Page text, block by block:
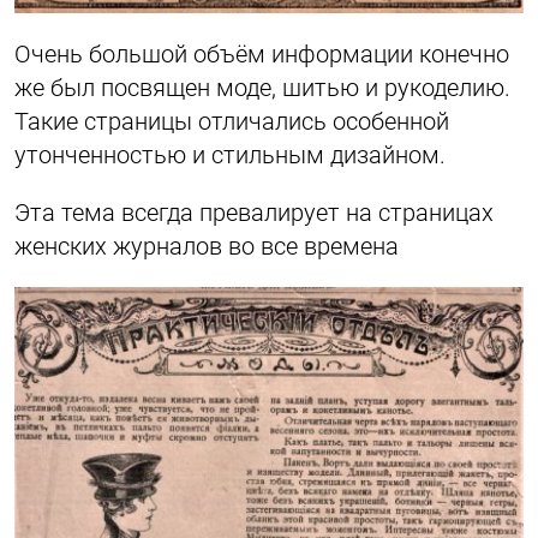
Очень большой объём информации конечно
же был посвящен моде, шитью и рукоделию.
Такие страницы отличались особенной
утонченностью и стильным дизайном.
Эта тема всегда превалирует на страницах
женских журналов во все времена